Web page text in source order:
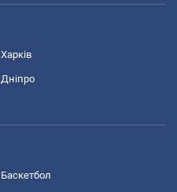
Харків
Дніпро
Баскетбол